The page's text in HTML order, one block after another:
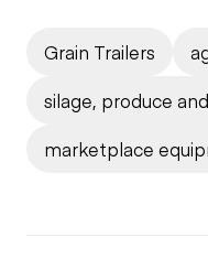
Grain Trailers
silage, produce
marketplace